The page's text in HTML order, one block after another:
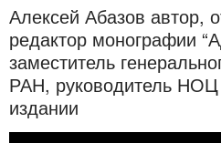
Алексей Абазов автор,
редактор монографии
заместитель
РАН, руководитель
издании